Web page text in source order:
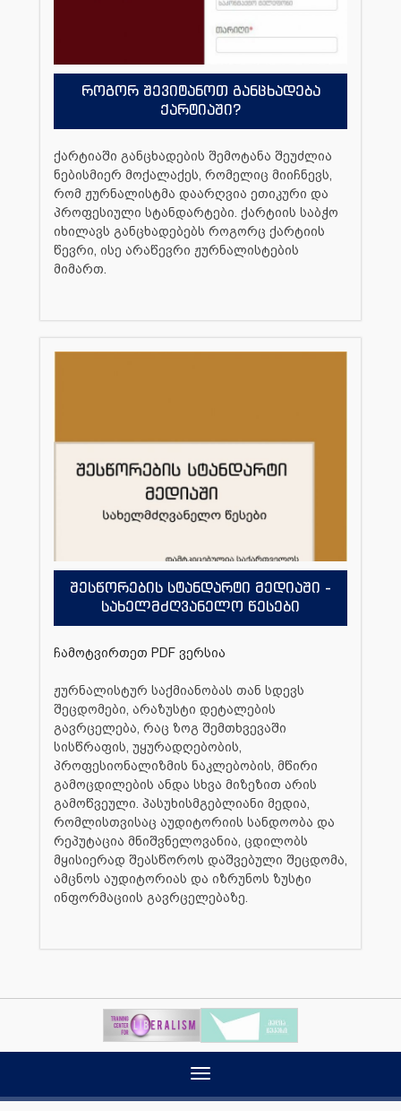
როგორ შევიტანოთ განცხადება
ქარტიაში?
ქარტიაში განცხადების შემოტანა შეუძლია
ნებისმიერ მოქალაქეს, რომელიც მიიჩნევს,
რომ ჟურნალისტმა დაარღვია ეთიკური და
პროფესიული სტანდარტები. ქარტიის საბჭო
იხილავს განცხადებებს როგორც ქარტიის
წევრი, ისე არაწევრი ჟურნალისტების
მიმართ.
შესწორების სტანდარტი მედიაში -
სახელმძღვანელო წესები
ჩამოტვირთეთ PDF ვერსია
ჟურნალისტურ საქმიანობას თან სდევს
შეცდომები, არაზუსტი დეტალების
გავრცელება, რაც ზოგ შემთხვევაში
სისწრაფის, უყურადღებობის,
პროფესიონალიზმის ნაკლებობის, მწირი
გამოცდილების ანდა სხვა მიზეზით არის
გამოწვეული. პასუხისმგებლიანი მედია,
რომლისთვისაც აუდიტორიის სანდოობა და
რეპუტაცია მნიშვნელოვანია, ცდილობს
მყისიერად შეასწოროს დაშვებული შეცდომა,
ამცნოს აუდიტორიას და იზრუნოს ზუსტი
ინფორმაციის გავრცელებაზე.
Toggle